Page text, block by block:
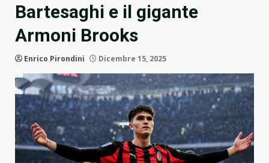
Bartesaghi e il gigante
Armoni Brooks
Enrico Pirondini Dicembre 15, 2025